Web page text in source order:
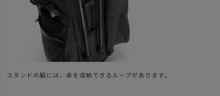
スタンドの脇には、傘を収納できるループがあります。